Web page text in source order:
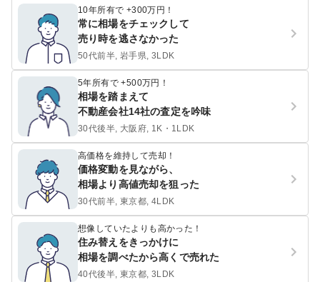
10年所有で +300万円！
常に相場をチェックして
売り時を逃さなかった
50代前半, 岩手県, 3LDK
5年所有で +500万円！
相場を踏まえて
不動産会社14社の査定を吟味
30代後半, 大阪府, 1K・1LDK
高価格を維持して売却！
価格変動を見ながら、
相場より高値売却を狙った
30代前半, 東京都, 4LDK
想像していたよりも高かった！
住み替えをきっかけに
相場を調べたから高くで売れた
40代後半, 東京都, 3LDK